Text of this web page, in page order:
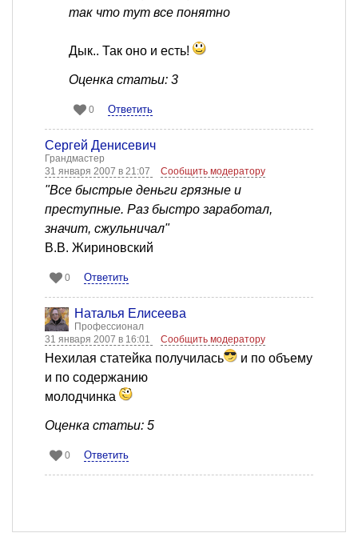
так что тут все понятно
Дык.. Так оно и есть!
Оценка статьи: 3
0 Ответить
Сергей Денисевич
Грандмастер
31 января 2007 в 21:07
Сообщить модератору
"Все быстрые деньги грязные и
преступные. Раз быстро заработал,
значит, сжульничал"
В.В. Жириновский
0 Ответить
Наталья Елисеева
Профессионал
31 января 2007 в 16:01
Сообщить модератору
Нехилая статейка получилась
и по объему
и по содержанию
молодчинка
Оценка статьи: 5
0 Ответить